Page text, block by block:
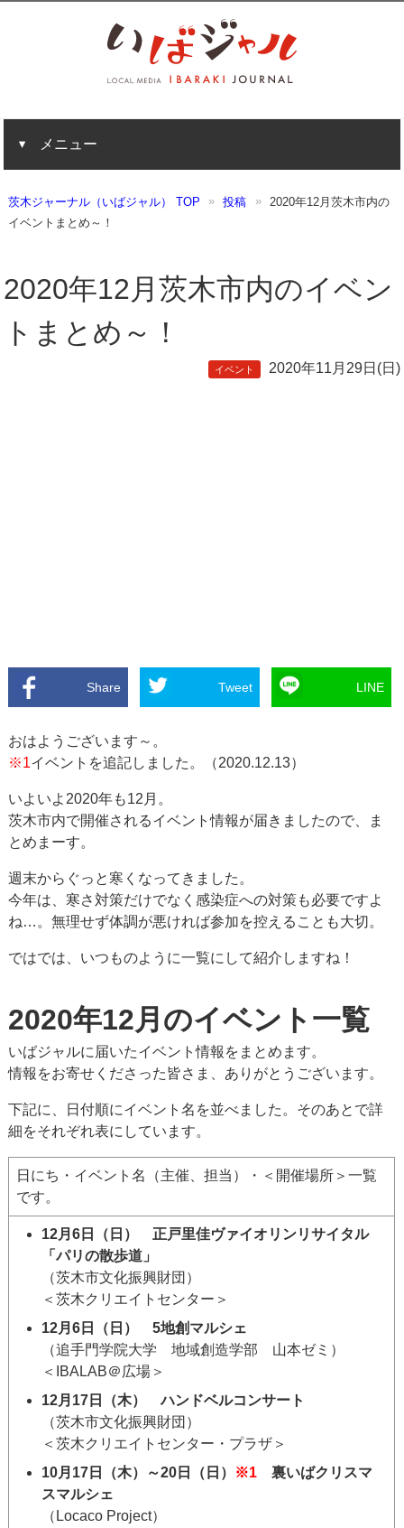
メニュー
茨木ジャーナル（いばジャル） TOP 投稿
2020年12月茨木市内の
イベントまとめ～！
2020年12月茨木市内のイベン
トまとめ～！
イベント 2020年11月29日(日)
Share Tweet LINE
おはようございます～。
※1イベントを追記しました。（2020.12.13）
いよいよ2020年も12月。
茨木市内で開催されるイベント情報が届きましたので、ま
とめまーす。
週末からぐっと寒くなってきました。
今年は、寒さ対策だけでなく感染症への対策も必要ですよ
ね…。無理せず体調が悪ければ参加を控えることも大切。
ではでは、いつものように一覧にして紹介しますね！
2020年12月のイベント一覧
いばジャルに届いたイベント情報をまとめます。
情報をお寄せくださった皆さま、ありがとうございます。
下記に、日付順にイベント名を並べました。そのあとで詳
細をそれぞれ表にしています。
日にち・イベント名（主催、担当）・＜開催場所＞一覧
です。
12月6日（日） 正戸里佳ヴァイオリンリサイタル
「パリの散歩道」
（茨木市文化振興財団）
＜茨木クリエイトセンター＞
12月6日（日） 5地創マルシェ
（追手門学院大学 地域創造学部 山本ゼミ）
＜IBALAB＠広場＞
12月17日（木） ハンドベルコンサート
（茨木市文化振興財団）
＜茨木クリエイトセンター・プラザ＞
10月17日（木）～20日（日）
※1裏いばクリスマ
スマルシェ
（Locaco Project）